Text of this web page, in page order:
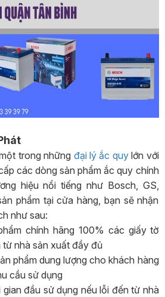
trong những đại lý ắc quylớn với
các dòng sản phẩm ắc quy chính
hiệu nổi tiếng như Bosch, GS,
phẩm tại cửa hàng, bạn sẽ nhận
như sau:
chính hãng 100% các giấy tờ
nhà sản xuất đầy đủ
phẩm dung lượng cho khách hàng
cầu sử dụng
đầu sử dụng nếu lỗi đến từ nhà